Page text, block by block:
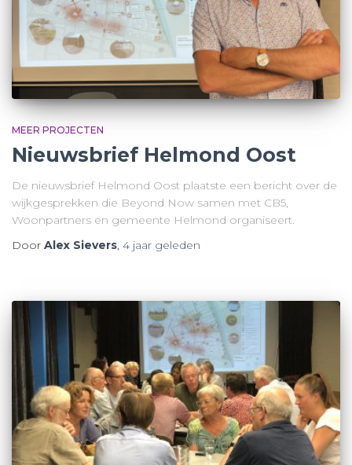
MEER PROJECTEN
Nieuwsbrief Helmond Oost
De nieuwsbrief Helmond Oost plaatste een bericht over de
wijkgesprekken die Beyond Now samen met CB5,
Woonpartners en gemeente Helmond organiseert.
Door Alex Sievers, 4 jaar geleden